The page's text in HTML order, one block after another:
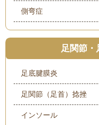
側弯症
足関節・
足底腱膜炎
足関節（足首）捻挫
インソール